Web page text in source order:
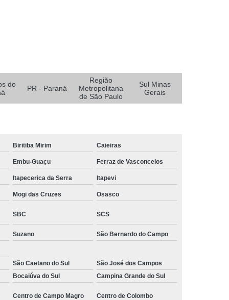
Empresa de Serviços Logísticos
e Logística
Empresa Logística
Empresa de Alarme e Monitoramento
Empresa de Monitoramento 24 Horas
de Segurança
Monitoramento e Segurança
Monitoramento Residencial
Segurança e Monitoramento
em Monitoramento
do
PR - Paraná
Região
Metropolitana
de São Paulo
Sul Minas
Gerais
Biritiba Mirim Caieiras
Embu-Guaçu Ferraz de Vasconcelos
Itapecerica da Serra Itapevi
Mogi das Cruzes Osasco
SBC SCS
Suzano São Bernardo do Campo
São Caetano do Sul
São José dos Campos
Bocaiúva do Sul Campina Grande do Sul
Centro de Campo Magro Centro de Colombo